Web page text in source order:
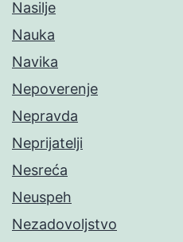
Nasilje
Nauka
Navika
Nepoverenje
Nepravda
Neprijatelji
Nesreća
Neuspeh
Nezadovoljstvo